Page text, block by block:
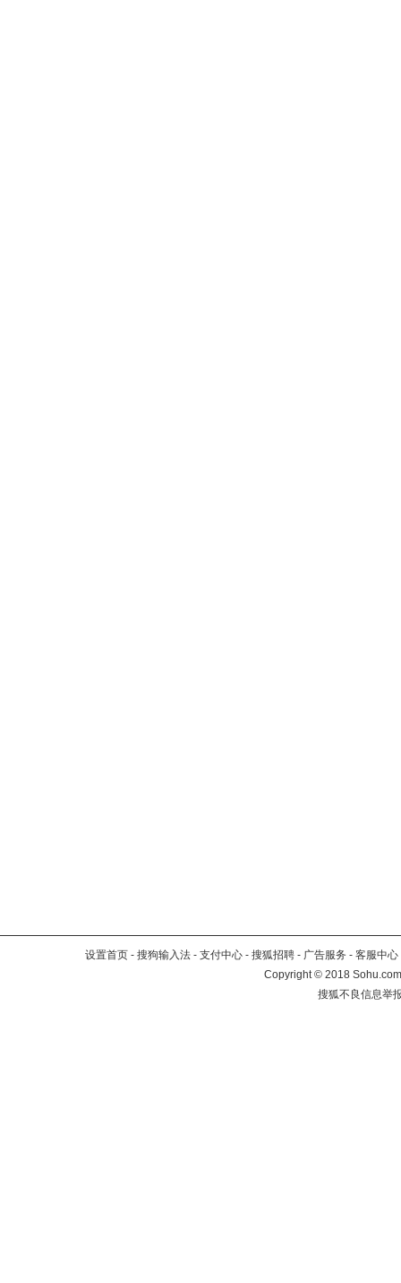
设置首页 - 搜狗输入法 - 支付中心 - 搜狐招聘 - 广告服务 - 客服中心
Copyright©2018
搜狐不良信息举